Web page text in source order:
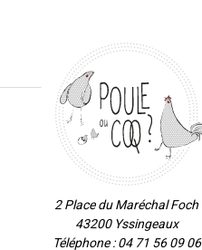
2 Place du Maréchal Foch
43200 Yssingeaux
Téléphone : 04 71 56 09 06